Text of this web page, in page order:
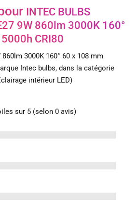
INTEC BULBS
9W 860lm 3000K 160°
CRI80
3000K 160° 60 x 108 mm
Intec bulbs, dans la catégorie
intérieur LED)
sur 5 (selon 0 avis)